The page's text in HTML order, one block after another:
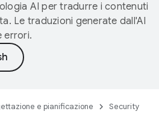
AI per tradurre i contenuti
Le traduzioni generate dall'AI
errori.
e pianificazione
Security